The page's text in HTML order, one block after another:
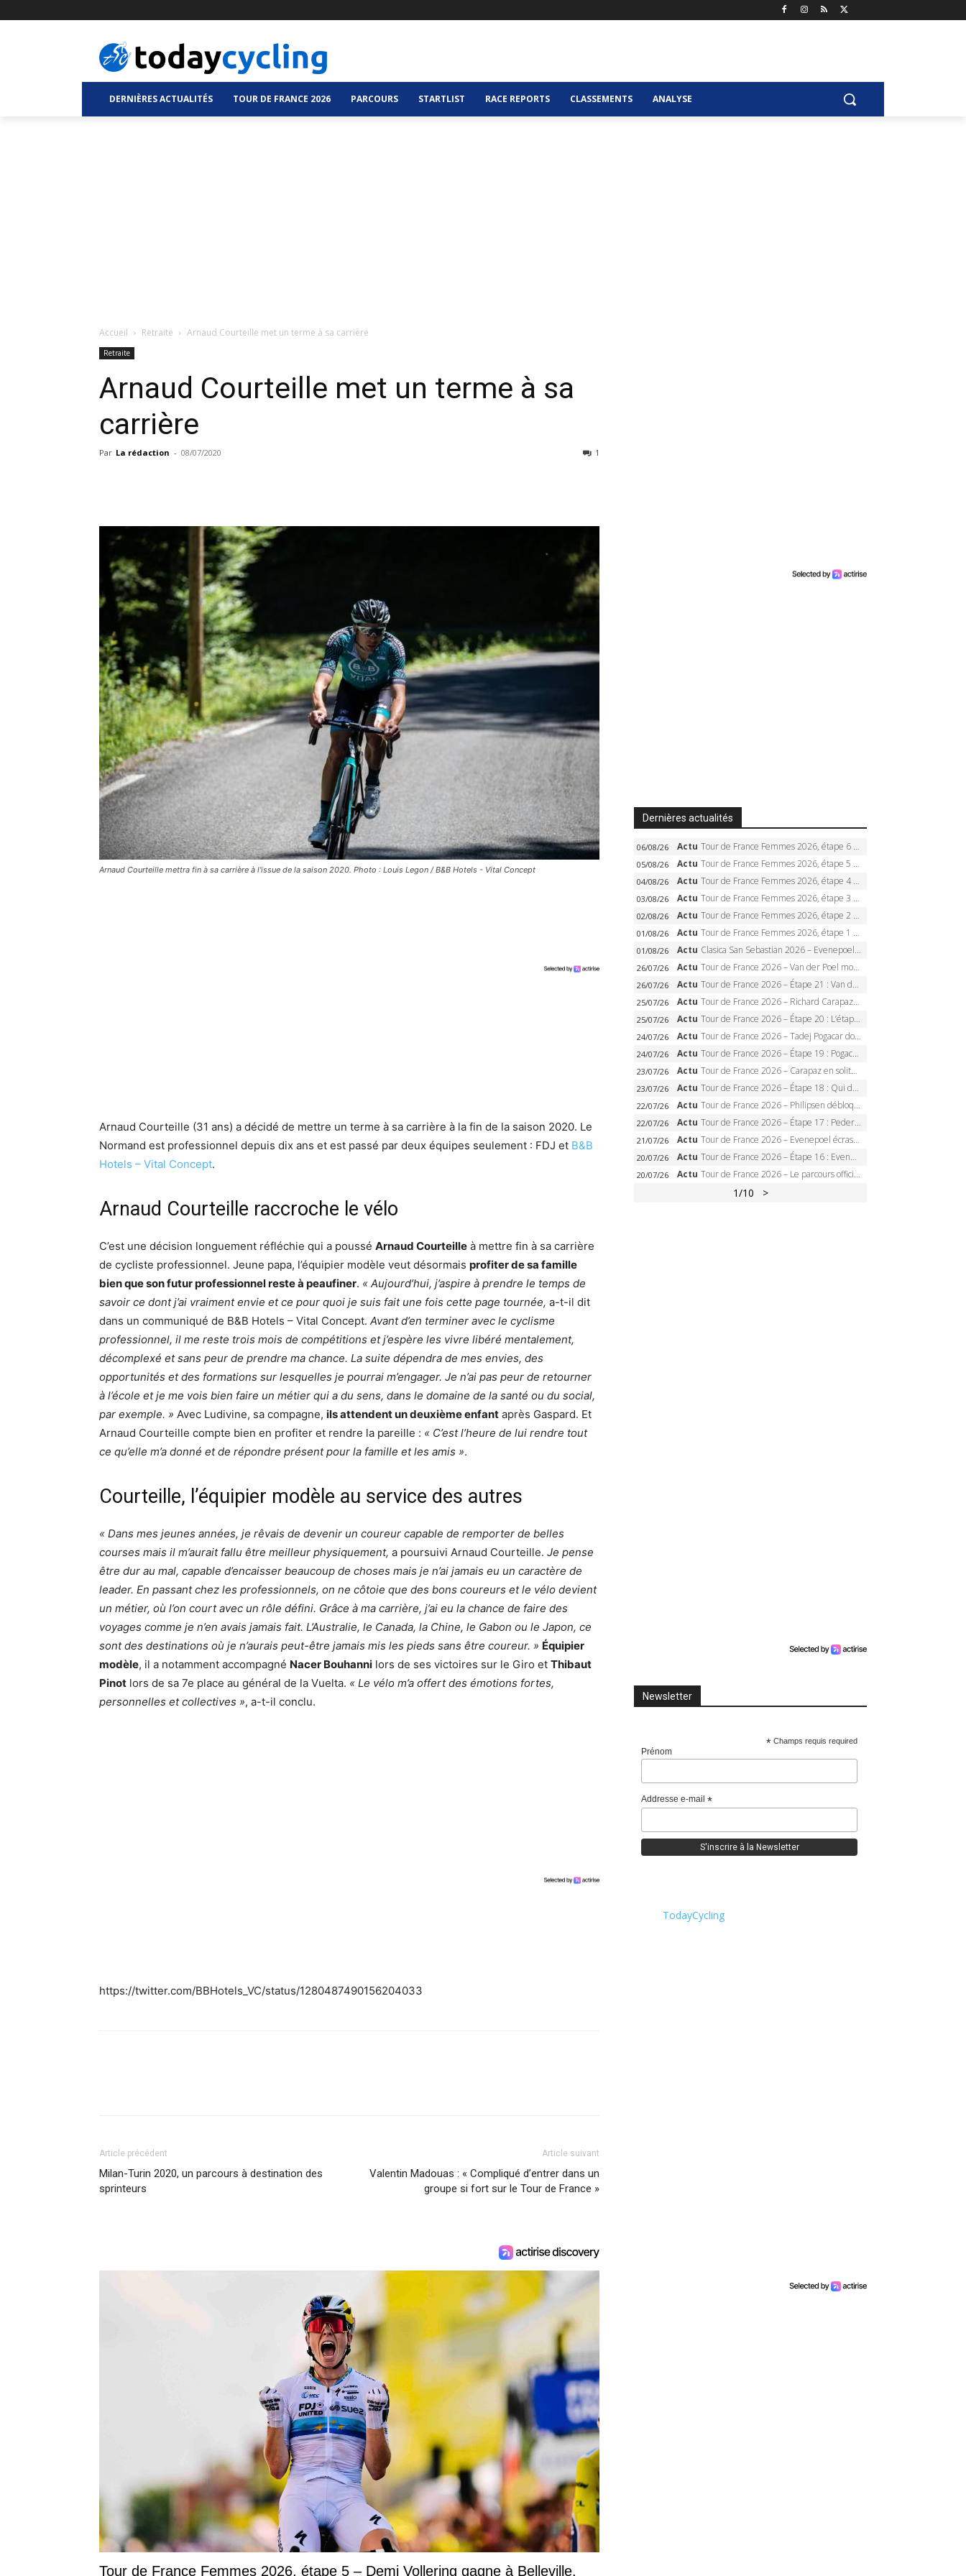
DERNIÈRES ACTUALITÉS TOUR DE FRANCE 2026 PARCOURS STARTLIST RACE REPORTS CLASSEMENTS ANALYSE
Accueil Retraite Arnaud Courteille met un terme à sa carrière
Retraite
Arnaud Courteille met un terme à sa
carrière
Par La rédaction - 08/07/2020 1
Arnaud Courteille mettra fin à sa carrière à l'issue de la saison 2020. Photo : Louis Legon / B&B Hotels - Vital Concept
Arnaud Courteille (31 ans) a décidé de mettre un terme à sa carrière à la fin de la saison 2020. Le
Normand est professionnel depuis dix ans et est passé par deux équipes seulement : FDJ et B&B
Hotels – Vital Concept.
Arnaud Courteille raccroche le vélo
C’est une décision longuement réfléchie qui a poussé Arnaud Courteille à mettre fin à sa carrière
de cycliste professionnel. Jeune papa, l’équipier modèle veut désormais profiter de sa famille
bien que son futur professionnel reste à peaufiner. « Aujourd’hui, j’aspire à prendre le temps de
savoir ce dont j’ai vraiment envie et ce pour quoi je suis fait une fois cette page tournée, a-t-il dit
dans un communiqué de B&B Hotels – Vital Concept. Avant d’en terminer avec le cyclisme
professionnel, il me reste trois mois de compétitions et j’espère les vivre libéré mentalement,
décomplexé et sans peur de prendre ma chance. La suite dépendra de mes envies, des
opportunités et des formations sur lesquelles je pourrai m’engager. Je n’ai pas peur de retourner
à l’école et je me vois bien faire un métier qui a du sens, dans le domaine de la santé ou du social,
par exemple. » Avec Ludivine, sa compagne, ils attendent un deuxième enfant après Gaspard. Et
Arnaud Courteille compte bien en profiter et rendre la pareille : « C’est l’heure de lui rendre tout
ce qu’elle m’a donné et de répondre présent pour la famille et les amis ».
Courteille, l’équipier modèle au service des autres
« Dans mes jeunes années, je rêvais de devenir un coureur capable de remporter de belles
courses mais il m’aurait fallu être meilleur physiquement, a poursuivi Arnaud Courteille. Je pense
être dur au mal, capable d’encaisser beaucoup de choses mais je n’ai jamais eu un caractère de
leader. En passant chez les professionnels, on ne côtoie que des bons coureurs et le vélo devient
un métier, où l’on court avec un rôle défini. Grâce à ma carrière, j’ai eu la chance de faire des
voyages comme je n’en avais jamais fait. L’Australie, le Canada, la Chine, le Gabon ou le Japon, ce
sont des destinations où je n’aurais peut-être jamais mis les pieds sans être coureur. » Équipier
modèle, il a notamment accompagné Nacer Bouhanni lors de ses victoires sur le Giro et Thibaut
Pinot lors de sa 7e place au général de la Vuelta. « Le vélo m’a offert des émotions fortes,
personnelles et collectives », a-t-il conclu.
https://twitter.com/BBHotels_VC/status/1280487490156204033
Article précédent
Milan-Turin 2020, un parcours à destination des
sprinteurs
Article suivant
Valentin Madouas : « Compliqué d’entrer dans un
groupe si fort sur le Tour de France »
Tour de France Femmes 2026, étape 5 – Demi Vollering gagne à Belleville,
Dernières actualités
06/08/26 Actu Tour de France Femmes 2026, étape 6 – Kim Le Court-Pienaar gagne à Tournon, Reusser en jaune
05/08/26 Actu Tour de France Femmes 2026, étape 5 – Demi Vollering gagne à Belleville, Reusser en jaune, Ferrand-Prévot coule
04/08/26 Actu Tour de France Femmes 2026, étape 4 – Marlen Reusser écrase le chrono, Ferrand-Prévot en crise
03/08/26 Actu Tour de France Femmes 2026, étape 3 – Sigrid Haugset en solitaire, 88 km d’échappée, maillot jaune
02/08/26 Actu Tour de France Femmes 2026, étape 2 – Lorena Wiebes doublé à Genève, Markus héroïque, 7e record
01/08/26 Actu Tour de France Femmes 2026, étape 1 – Lorena Wiebes intouchable à Lausanne, premier maillot jaune
01/08/26 Actu Clasica San Sebastian 2026 – Evenepoel recordman, 4e victoire, Carapaz battu au sprint
26/07/26 Actu Tour de France 2026 – Van der Poel monumental à Paris, Pogacar égale le record des cinq sacres
26/07/26 Actu Tour de France 2026 – Étape 21 : Van der Poel, Pogacar, qui succédera à Wout van Aert sur les Champs-Elysées ?
25/07/26 Actu Tour de France 2026 – Richard Carapaz roi des Alpes, doublé et maillot à pois, Seixas perd le podium
25/07/26 Actu Tour de France 2026 – Étape 20 : L’étape reine, Galibier, Sarenne, Alpe d’Huez, qui succédera à Pogacar ?
24/07/26 Actu Tour de France 2026 – Tadej Pogacar dompte l’Alpe d’Huez, 5e victoire, record de Pantani pulvérisé
24/07/26 Actu Tour de France 2026 – Étape 19 : Pogacar peut-il enfin dompter l’Alpe d’Huez ?
23/07/26 Actu Tour de France 2026 – Carapaz en solitaire à Orcières-Merlette, Paret-Peintre à un point du maillot à pois
23/07/26 Actu Tour de France 2026 – Étape 18 : Qui domptera Orcières-Merlette, première marche vers l’Alpe d’Huez ?
22/07/26 Actu Tour de France 2026 – Philipsen débloque son compteur à Voiron, Pedersen en danger pour le maillot vert
22/07/26 Actu Tour de France 2026 – Étape 17 : Pedersen peut-il verrouiller le maillot vert à Voiron ?
21/07/26 Actu Tour de France 2026 – Evenepoel écrase le chrono d’Évian, Seixas 4e, Lipowitz abandonne
20/07/26 Actu Tour de France 2026 – Étape 16 : Evenepoel, Pogacar, Ganna… qui domptera le chrono d’Évian pour redessiner le podium ?
20/07/26 Actu Tour de France 2026 – Le parcours officiel complet : 21 étapes, profils, carte et dates
1/10 >
Newsletter
* Champs requis required
Prénom
Addresse e-mail *
TodayCycling